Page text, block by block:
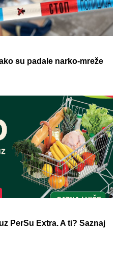
su padale narko-mreže
PerSu Extra. A ti? Saznaj